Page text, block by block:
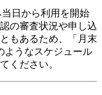
日から利用を開始
の審査状況や申し込
もあるため、「月末
ようなスケジュール
ください。